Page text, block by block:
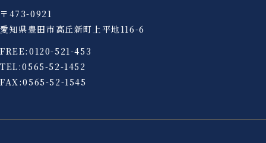
〒473-0921
愛知県豊田市高丘新町上平地116-6
FREE: 0120-521-453
TEL:0565-52-1452
FAX:0565-52-1545